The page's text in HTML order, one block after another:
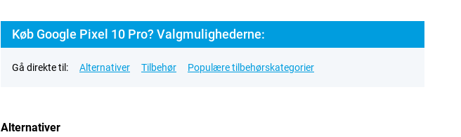
Køb Google Pixel 10 Pro? Valgmulighederne:
Gå direkte til: Alternativer Tilbehør Populære tilbehørskategorier
Alternativer